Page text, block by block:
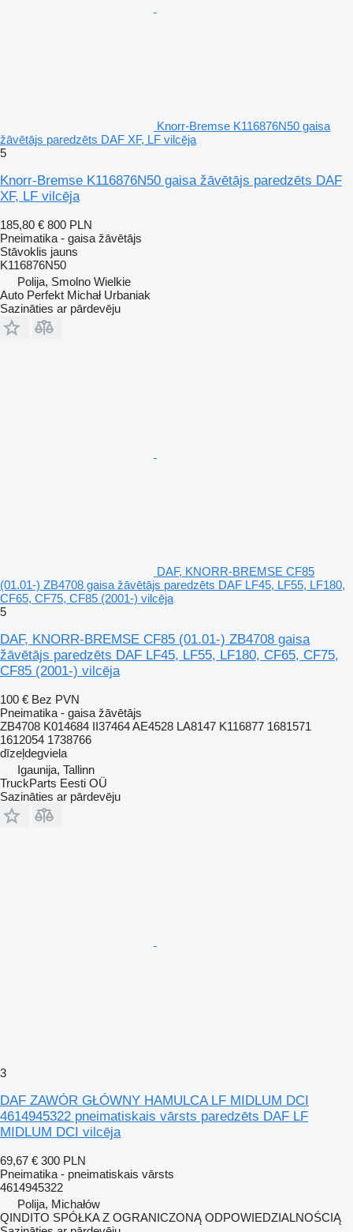
Knorr-Bremse K116876N50 gaisa
žāvētājs paredzēts DAF XF, LF vilcēja
5
Knorr-Bremse K116876N50 gaisa žāvētājs paredzēts DAF
XF, LF vilcēja
185,80 € 800 PLN
Pneimatika - gaisa žāvētājs
Stāvoklis jauns
K116876N50
Polija, Smolno Wielkie
Auto Perfekt Michał Urbaniak
Sazināties ar pārdevēju
DAF, KNORR-BREMSE CF85
(01.01-) ZB4708 gaisa žāvētājs paredzēts DAF LF45, LF55, LF180,
CF65, CF75, CF85 (2001-) vilcēja
5
DAF, KNORR-BREMSE CF85 (01.01-) ZB4708 gaisa
žāvētājs paredzēts DAF LF45, LF55, LF180, CF65, CF75,
CF85 (2001-) vilcēja
100 € Bez PVN
Pneimatika - gaisa žāvētājs
ZB4708 K014684 II37464 AE4528 LA8147 K116877 1681571
1612054 1738766
dīzeļdegviela
Igaunija, Tallinn
TruckParts Eesti OÜ
Sazināties ar pārdevēju
3
DAF ZAWÓR GŁÓWNY HAMULCA LF MIDLUM DCI
4614945322 pneimatiskais vārsts paredzēts DAF LF
MIDLUM DCI vilcēja
69,67 € 300 PLN
Pneimatika - pneimatiskais vārsts
4614945322
Polija, Michałów
QINDITO SPÓŁKA Z OGRANICZONĄ ODPOWIEDZIALNOŚCIĄ